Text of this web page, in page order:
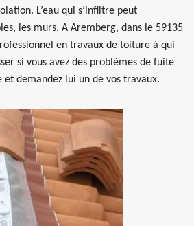
L’eau qui s’infiltre peut
les murs. A Aremberg, dans le 59135
en travaux de toiture à qui
si vous avez des problèmes de fuite
demandez lui un de vos travaux.